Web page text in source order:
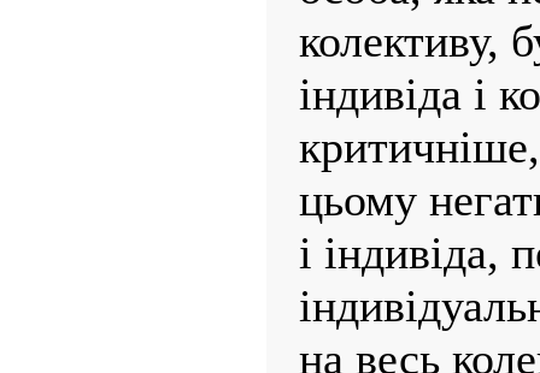
колективу,
індивіда і
цьому
і індивіда,
на весь